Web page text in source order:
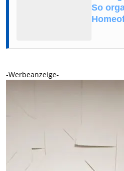
So
-Werbeanzeige-